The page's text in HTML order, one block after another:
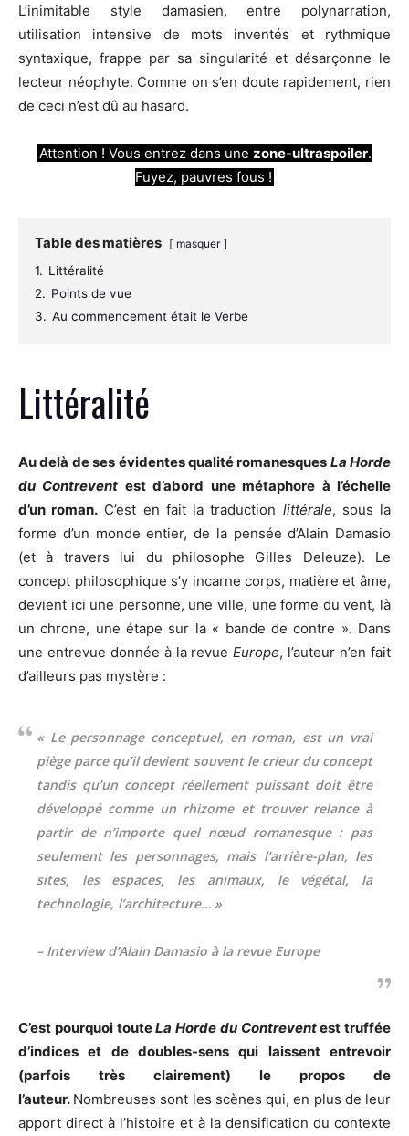
L’inimitable style damasien, entre polynarration,
utilisation intensive de mots inventés et rythmique
syntaxique, frappe par sa singularité et désarçonne le
lecteur néophyte. Comme on s’en doute rapidement, rien
de ceci n’est dû au hasard.
Attention ! Vous entrez dans une zone-ultraspoiler.
Fuyez, pauvres fous !
Table des matières masquer
1. Littéralité
2. Points de vue
3. Au commencement était le Verbe
Littéralité
Au delà de ses évidentes qualité romanesques La Horde
du Contrevent est d’abord une métaphore à l’échelle
d’un roman. C’est en fait la traduction littérale, sous la
forme d’un monde entier, de la pensée d’Alain Damasio
(et à travers lui du philosophe Gilles Deleuze). Le
concept philosophique s’y incarne corps, matière et âme,
devient ici une personne, une ville, une forme du vent, là
un chrone, une étape sur la « bande de contre ». Dans
une entrevue donnée à la revueEurope, l’auteur n’en fait
d’ailleurs pas mystère :
« Le personnage conceptuel, en roman, est un vrai
piège parce qu’il devient souvent le crieur du concept
tandis qu’un concept réellement puissant doit être
développé comme un rhizome et trouver relance à
partir de n’importe quel nœud romanesque : pas
seulement les personnages, mais l’arrière-plan, les
sites, les espaces, les animaux, le végétal, la
technologie, l’architecture… »
– Interview d’Alain Damasio à la revue Europe
C’est pourquoi touteLa Horde du Contreventest truffée
d’indices et de doubles-sens qui laissent entrevoir
(parfois très clairement) le propos de
l’auteur. Nombreuses sont les scènes qui, en plus de leur
apport direct à l’histoire et à la densification du contexte